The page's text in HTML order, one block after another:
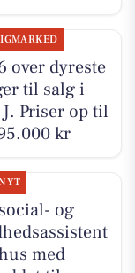
over dyreste
til salg i
Priser op til
kr
og
med